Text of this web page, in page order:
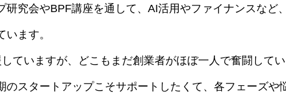
究会やBPF講座を通して、AI活用やファイナンスなど、
ます。
ていますが、どこもまだ創業者がほぼ一人で奮闘してい
のスタートアップこそサポートしたくて、各フェーズや